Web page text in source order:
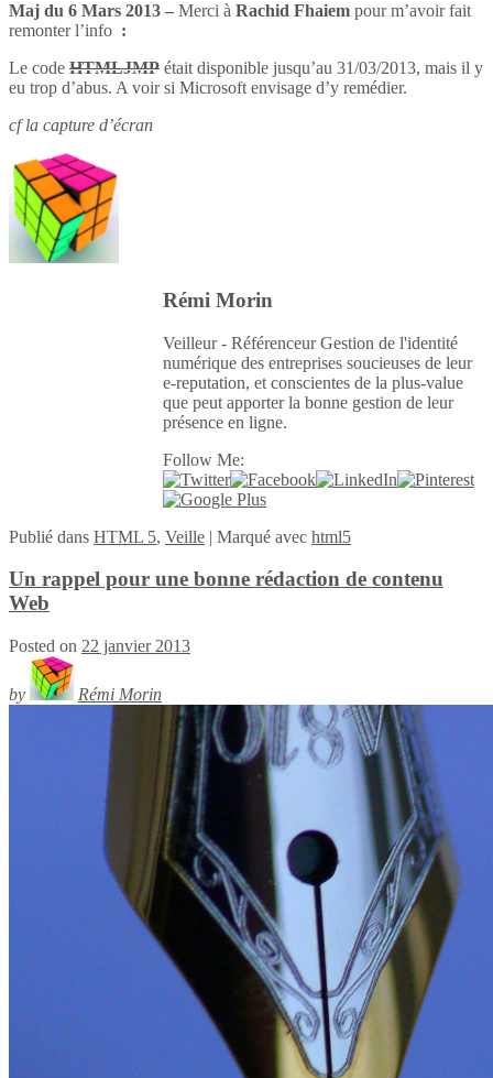
Maj du 6 Mars 2013 – Merci à Rachid Fhaiem pour m’avoir fait
remonter l’info :
Le code HTMLJMP était disponible jusqu’au 31/03/2013, mais il y
eu trop d’abus. A voir si Microsoft envisage d’y remédier.
cf la capture d’écran
Rémi Morin
Veilleur - Référenceur Gestion de l'identité
numérique des entreprises soucieuses de leur
e-reputation, et conscientes de la plus-value
que peut apporter la bonne gestion de leur
présence en ligne.
Follow Me:
Publié dans HTML 5, Veille | Marqué avec html5
Un rappel pour une bonne rédaction de contenu
Web
Posted on 22 janvier 2013
by Rémi Morin